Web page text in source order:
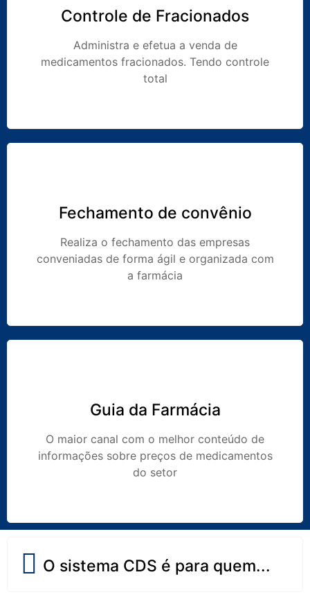
Controle de Fracionados
Administra e efetua a venda de
medicamentos fracionados. Tendo controle
total
Fechamento de convênio
Realiza o fechamento das empresas
conveniadas de forma ágil e organizada com
a farmácia
Guia da Farmácia
O maior canal com o melhor conteúdo de
informações sobre preços de medicamentos
do setor
O sistema CDS é para quem...